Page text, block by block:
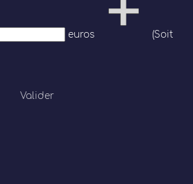
euros
(Soit
Valider